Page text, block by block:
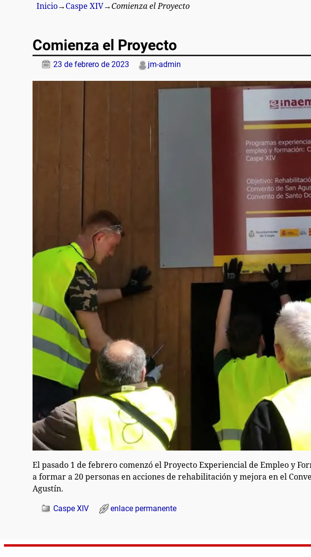
Inicio→ Caspe XIV→Comienza el Proyecto
Comienza el Proyecto
23 de febrero de 2023 jm-admin
El pasado 1 de febrero comenzó el Proyecto Experiencial de Empleo y
a formar a 20 personas en acciones de rehabilitación y mejora en el
Agustín.
Caspe XIV enlace permanente